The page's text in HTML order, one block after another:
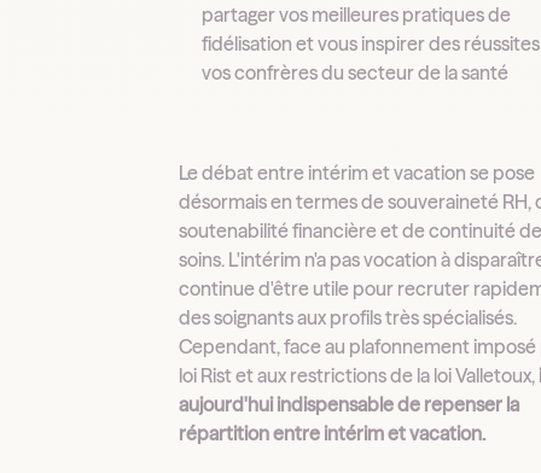
partager vos meilleures pratiques de
fidélisation et vous inspirer des
vos confrères du secteur de la santé
Le débat entre intérim et vacation se pose
désormais en termes de souveraineté RH,
soutenabilité financière et de continuité
soins. L'intérim n'a pas vocation à
continue d'être utile pour recruter
des soignants aux profils très spécialisés.
Cependant, face au plafonnement imposé
loi Rist et aux restrictions de la loi Valletoux,
aujourd'hui indispensable de repenser la
répartition entre intérim et vacation.